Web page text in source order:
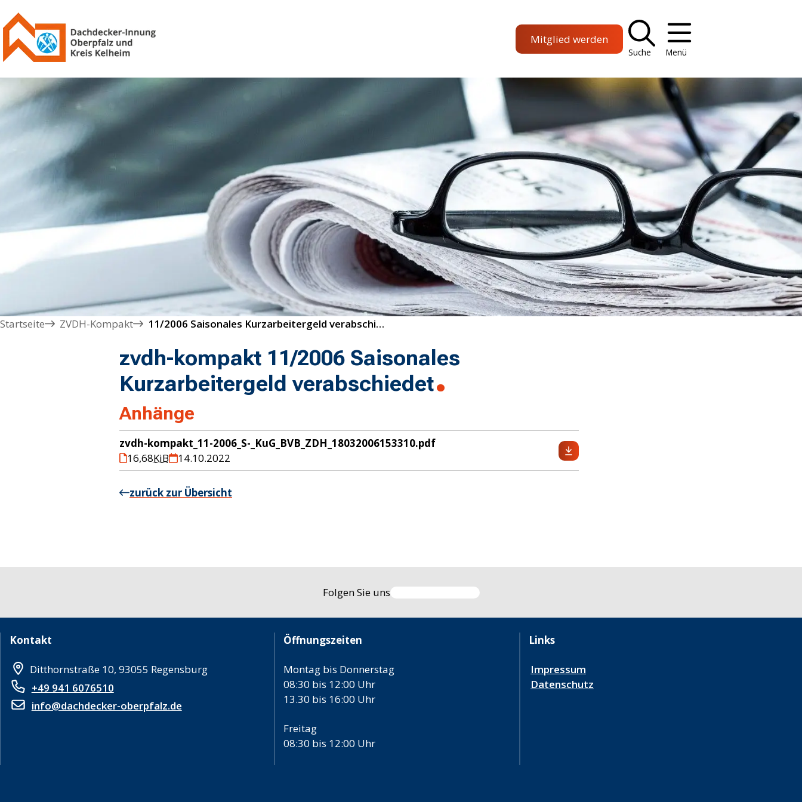
Mitglied werden
Suche Menü
Startseite ZVDH-Kompakt 11/2006 Saisonales Kurzarbeitergeld verabschiedet
zvdh-kompakt 11/2006 Saisonales
Kurzarbeitergeld verabschiedet
Anhänge
zvdh-kompakt_11-2006_S-_KuG_BVB_ZDH_18032006153310.pdf
16,68KiB 14.10.2022
zurück zur Übersicht
Folgen Sie uns
Kontakt
Ditthornstraße 10, 93055 Regensburg
+49 941 6076510
info@dachdecker-oberpfalz.de
Öffnungszeiten
Montag bis Donnerstag
08:30 bis 12:00 Uhr
13.30 bis 16:00 Uhr
Freitag
08:30 bis 12:00 Uhr
Links
Impressum
Datenschutz